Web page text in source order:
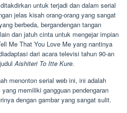
untuk terjadi dan dalam serial
jelas kisah orang-orang yang sangat
berbeda, bergandengan tangan
dan jatuh cinta untuk mengejar impian
Me That You Love Me yang nantinya
dari acara televisi tahun 90-an
Aishiteri To Itte Kure.
menonton serial web ini, ini adalah
memiliki gangguan pendengaran
dengan gambar yang sangat sulit.